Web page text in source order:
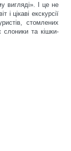
вигляді». І це не
і цікаві екскурсії
стомлених
та кішки-